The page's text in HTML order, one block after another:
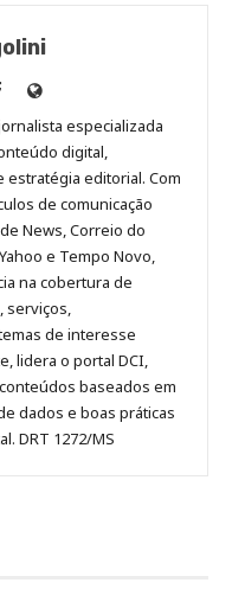
Anny
Malagolini
no
Facebook
Site
de
Anny
Malagolini
especializada
digital,
editorial. Com
de comunicação
News, Correio do
e Tempo Novo,
na cobertura de
serviços,
de interesse
lidera o portal DCI,
baseados em
dados e boas práticas
DRT 1272/MS